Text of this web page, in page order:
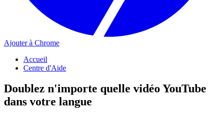
Ajouter à Chrome
Accueil
Centre d'Aide
Doublez n'importe quelle vidéo YouTube
dans votre langue